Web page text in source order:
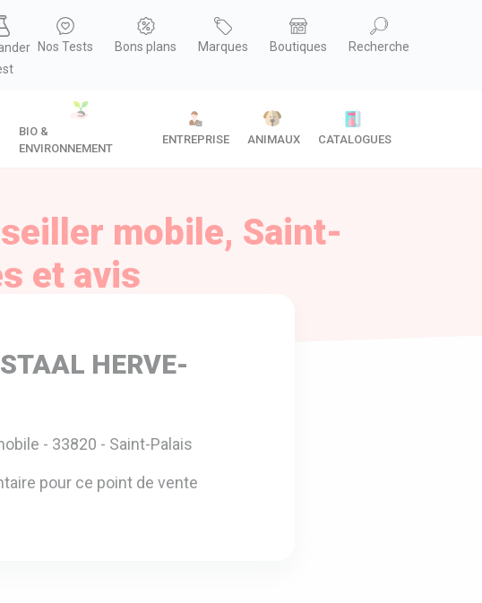
Nos Tests Bons plans Marques Boutiques Recherche
BIO &
ENVIRONNEMENT
ENTREPRISE ANIMAUX CATALOGUES
mobile, Saint-
et avis
HERVE-
- 33820 - Saint-Palais
pour ce point de vente